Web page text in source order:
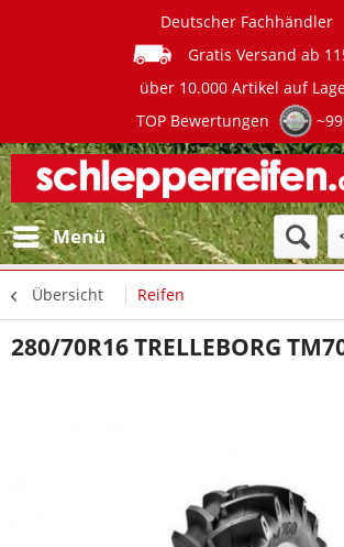
Deutscher Fachhändler
Gratis Versand ab
über 10.000 Artikel auf
TOP Bewertungen
Menü
Übersicht Reifen
280/70R16 TRELLEBORG